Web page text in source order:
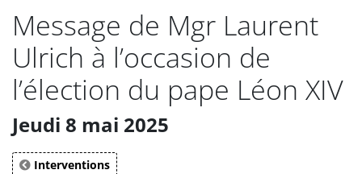
Message de Mgr Laurent
Ulrich à l’occasion de
l’élection du pape Léon XIV
Jeudi 8 mai 2025
Interventions